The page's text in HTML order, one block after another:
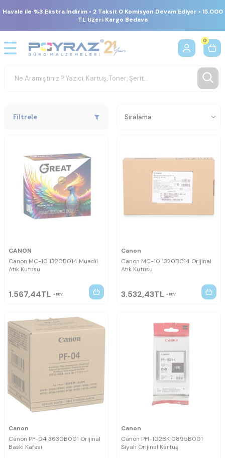
Havale ile %3 Ekstra İndirim • 2 Taksit 0 Komisyon Devam Ediyor • 15.000
TL Üzeri Kargo Bedava
0
Filtrele
CANON
Canon MC-10 1320B014 Muadil
Atık Kutusu
1.567,44TL KDV
Canon
Canon MC-10 1320B014 Orijinal
Atık Kutusu
3.532,43TL KDV
Canon
Canon PF-04 3630B001 Orijinal
Baskı Kafası
Canon
Canon PFI-102BK 0895B001
Siyah Orijinal Kartuş